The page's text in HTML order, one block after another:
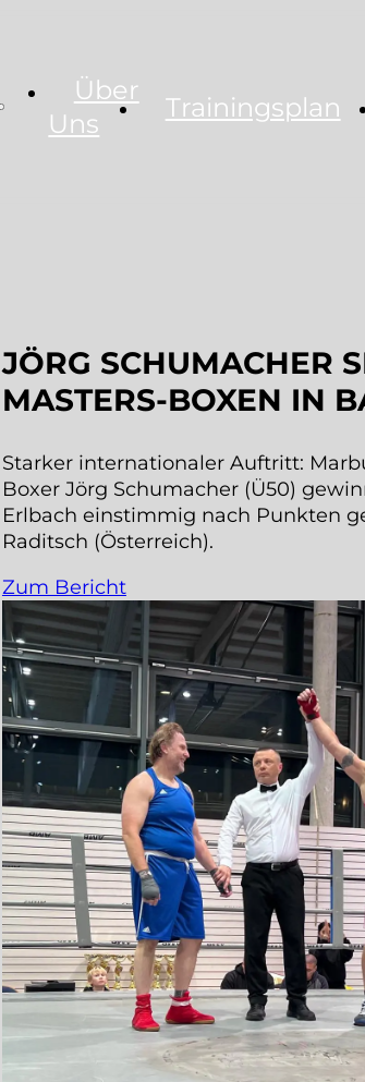
Über
Uns
Trainingsplan
JÖRG SCHUMACHER
MASTERS-BOXEN IN
Starker internationaler Auftritt:
Boxer Jörg Schumacher (Ü50)
Erlbach einstimmig nach Punkten
Raditsch (Österreich).
Zum Bericht